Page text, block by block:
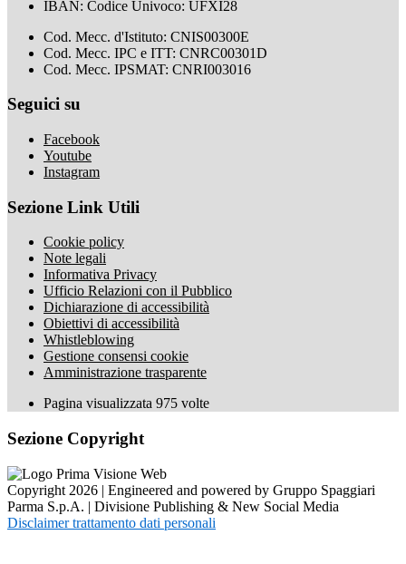
IBAN: Codice Univoco: UFXI28
Cod. Mecc. d'Istituto: CNIS00300E
Cod. Mecc. IPC e ITT: CNRC00301D
Cod. Mecc. IPSMAT: CNRI003016
Seguici su
Facebook
Youtube
Instagram
Sezione Link Utili
Cookie policy
Note legali
Informativa Privacy
Ufficio Relazioni con il Pubblico
Dichiarazione di accessibilità
Obiettivi di accessibilità
Whistleblowing
Gestione consensi cookie
Amministrazione trasparente
Pagina visualizzata 975 volte
Sezione Copyright
Copyright 2026 | Engineered and powered by Gruppo Spaggiari
Parma S.p.A. | Divisione Publishing & New Social Media
Disclaimer trattamento dati personali